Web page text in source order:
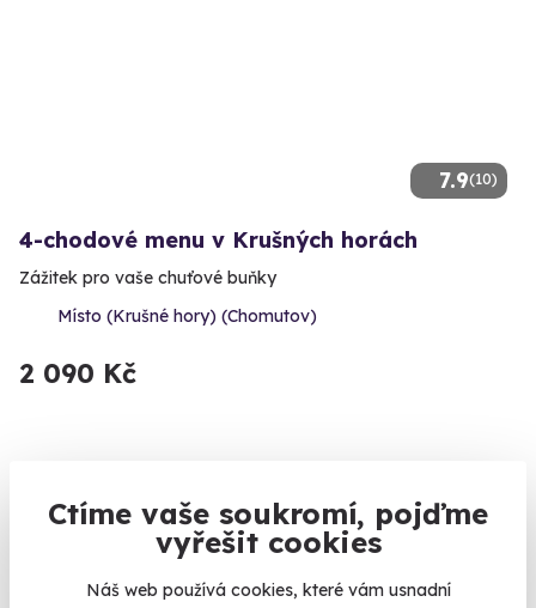
Ctíme vaše soukromí, pojďme
vyřešit cookies
Náš web používá cookies, které vám usnadní
7.9(10)
4-chodové menu v Krušných horách
Zážitek pro vaše chuťové buňky
Místo (Krušné hory) (Chomutov)
2 090 Kč
Volný termín už 23. 09. 2026